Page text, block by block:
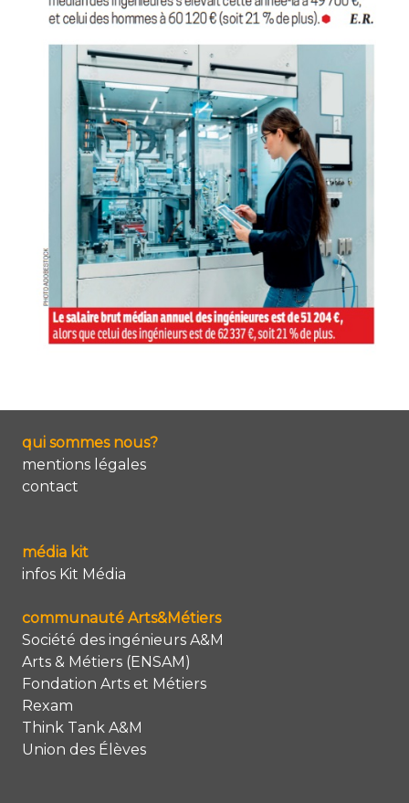
qui sommes nous?
mentions légales
contact
média kit
infos Kit Média
communauté Arts&Métiers
Société des ingénieurs A&M
Arts & Métiers (ENSAM)
Fondation Arts et Métiers
Rexam
Think Tank A&M
Union des Élèves